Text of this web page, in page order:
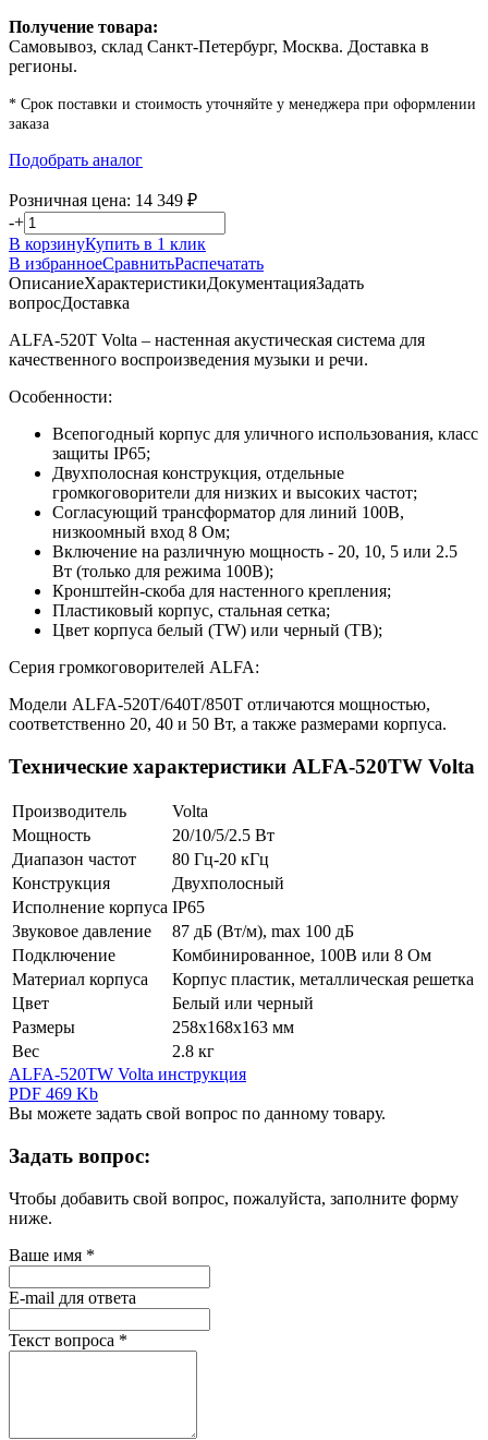
Получение товара:
Самовывоз, склад Санкт-Петербург, Москва. Доставка в
регионы.
* Срок поставки и стоимость уточняйте у менеджера при оформлении
заказа
Подобрать аналог
Розничная цена: 14 349 ₽
-+
В корзинуКупить в 1 клик
В избранноеСравнитьРаспечатать
ОписаниеХарактеристикиДокументацияЗадать
вопросДоставка
ALFA-520T Volta – настенная акустическая система для
качественного воспроизведения музыки и речи.
Особенности:
Всепогодный корпус для уличного использования, класс
защиты IP65;
Двухполосная конструкция, отдельные
громкоговорители для низких и высоких частот;
Согласующий трансформатор для линий 100В,
низкоомный вход 8 Ом;
Включение на различную мощность - 20, 10, 5 или 2.5
Вт (только для режима 100В);
Кронштейн-скоба для настенного крепления;
Пластиковый корпус, стальная сетка;
Цвет корпуса белый (TW) или черный (TB);
Серия громкоговорителей ALFA:
Модели ALFA-520T/640T/850T отличаются мощностью,
соответственно 20, 40 и 50 Вт, а также размерами корпуса.
Технические характеристики ALFA-520TW Volta
Производитель
Volta
Мощность
20/10/5/2.5 Вт
Диапазон частот
80 Гц-20 кГц
Конструкция
Двухполосный
Исполнение корпуса IP65
Звуковое давление
87 дБ (Вт/м), max 100 дБ
Подключение
Комбинированное, 100В или 8 Ом
Материал корпуса
Корпус пластик, металлическая решетка
Цвет
Белый или черный
Размеры
258х168х163 мм
Вес
2.8 кг
ALFA-520TW Volta инструкция
PDF 469 Kb
Вы можете задать свой вопрос по данному товару.
Задать вопрос:
Чтобы добавить свой вопрос, пожалуйста, заполните форму
ниже.
Ваше имя *
E-mail для ответа
Текст вопроса *